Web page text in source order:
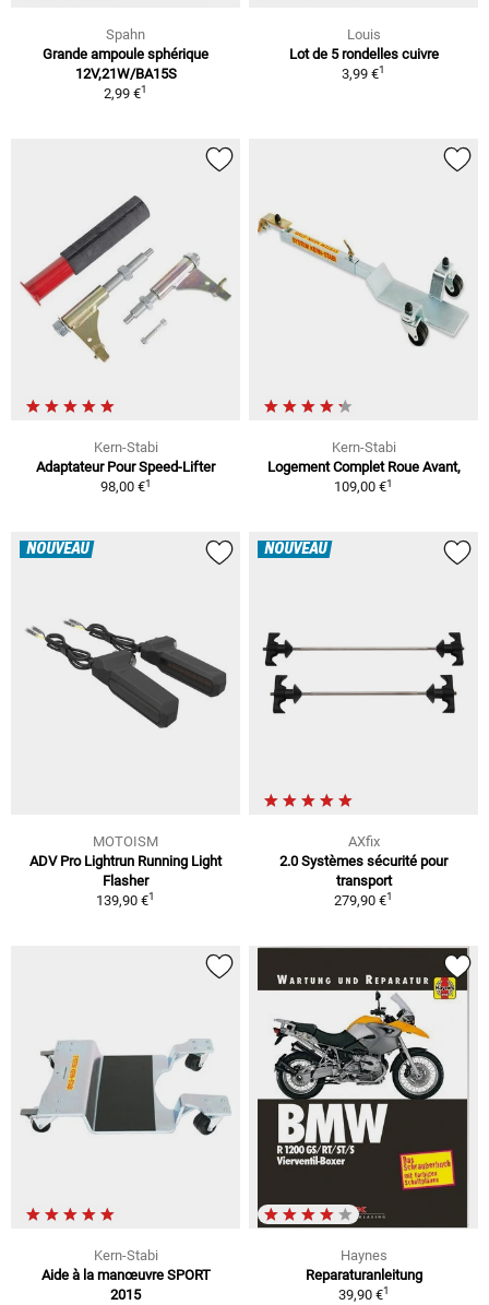
Spahn
Grande ampoule sphérique
12V,21W/BA15S
2,99 €1
Louis
Lot de 5 rondelles cuivre
3,99 €1
Kern-Stabi
Adaptateur Pour Speed-Lifter
98,00 €1
Kern-Stabi
Logement Complet Roue Avant,
109,00 €1
NOUVEAU
MOTOISM
ADV Pro Lightrun Running Light
Flasher
139,90 €1
NOUVEAU
AXfix
2.0 Systèmes sécurité pour
transport
279,90 €1
Kern-Stabi
Aide à la manœuvre SPORT
2015
Haynes
Reparaturanleitung
39,90 €1